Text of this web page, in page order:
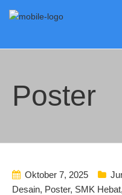
Poster
Oktober 7, 2025
Desain, Poster, SMK Hebat,